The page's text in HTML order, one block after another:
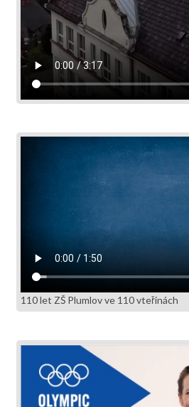
110 let ZŠ Plumlov ve 110 vteřinách